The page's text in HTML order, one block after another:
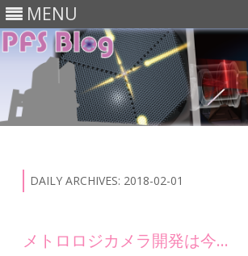
MENU
DAILY ARCHIVES: 2018-02-01
メトロロジカメラ開発は今…